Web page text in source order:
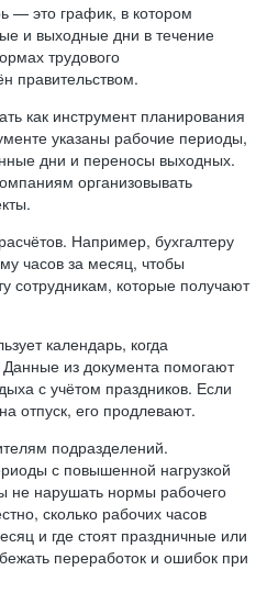
— это график, в котором
и выходные дни в течение
трудового
правительством.
как инструмент планирования
указаны рабочие периоды,
дни и переносы выходных.
организовывать
Например, бухгалтеру
часов за месяц, чтобы
сотрудникам, которые получают
календарь, когда
Данные из документа помогают
с учётом праздников. Если
отпуск, его продлевают.
подразделений.
с повышенной нагрузкой
не нарушать нормы рабочего
сколько рабочих часов
и где стоят праздничные или
переработок и ошибок при